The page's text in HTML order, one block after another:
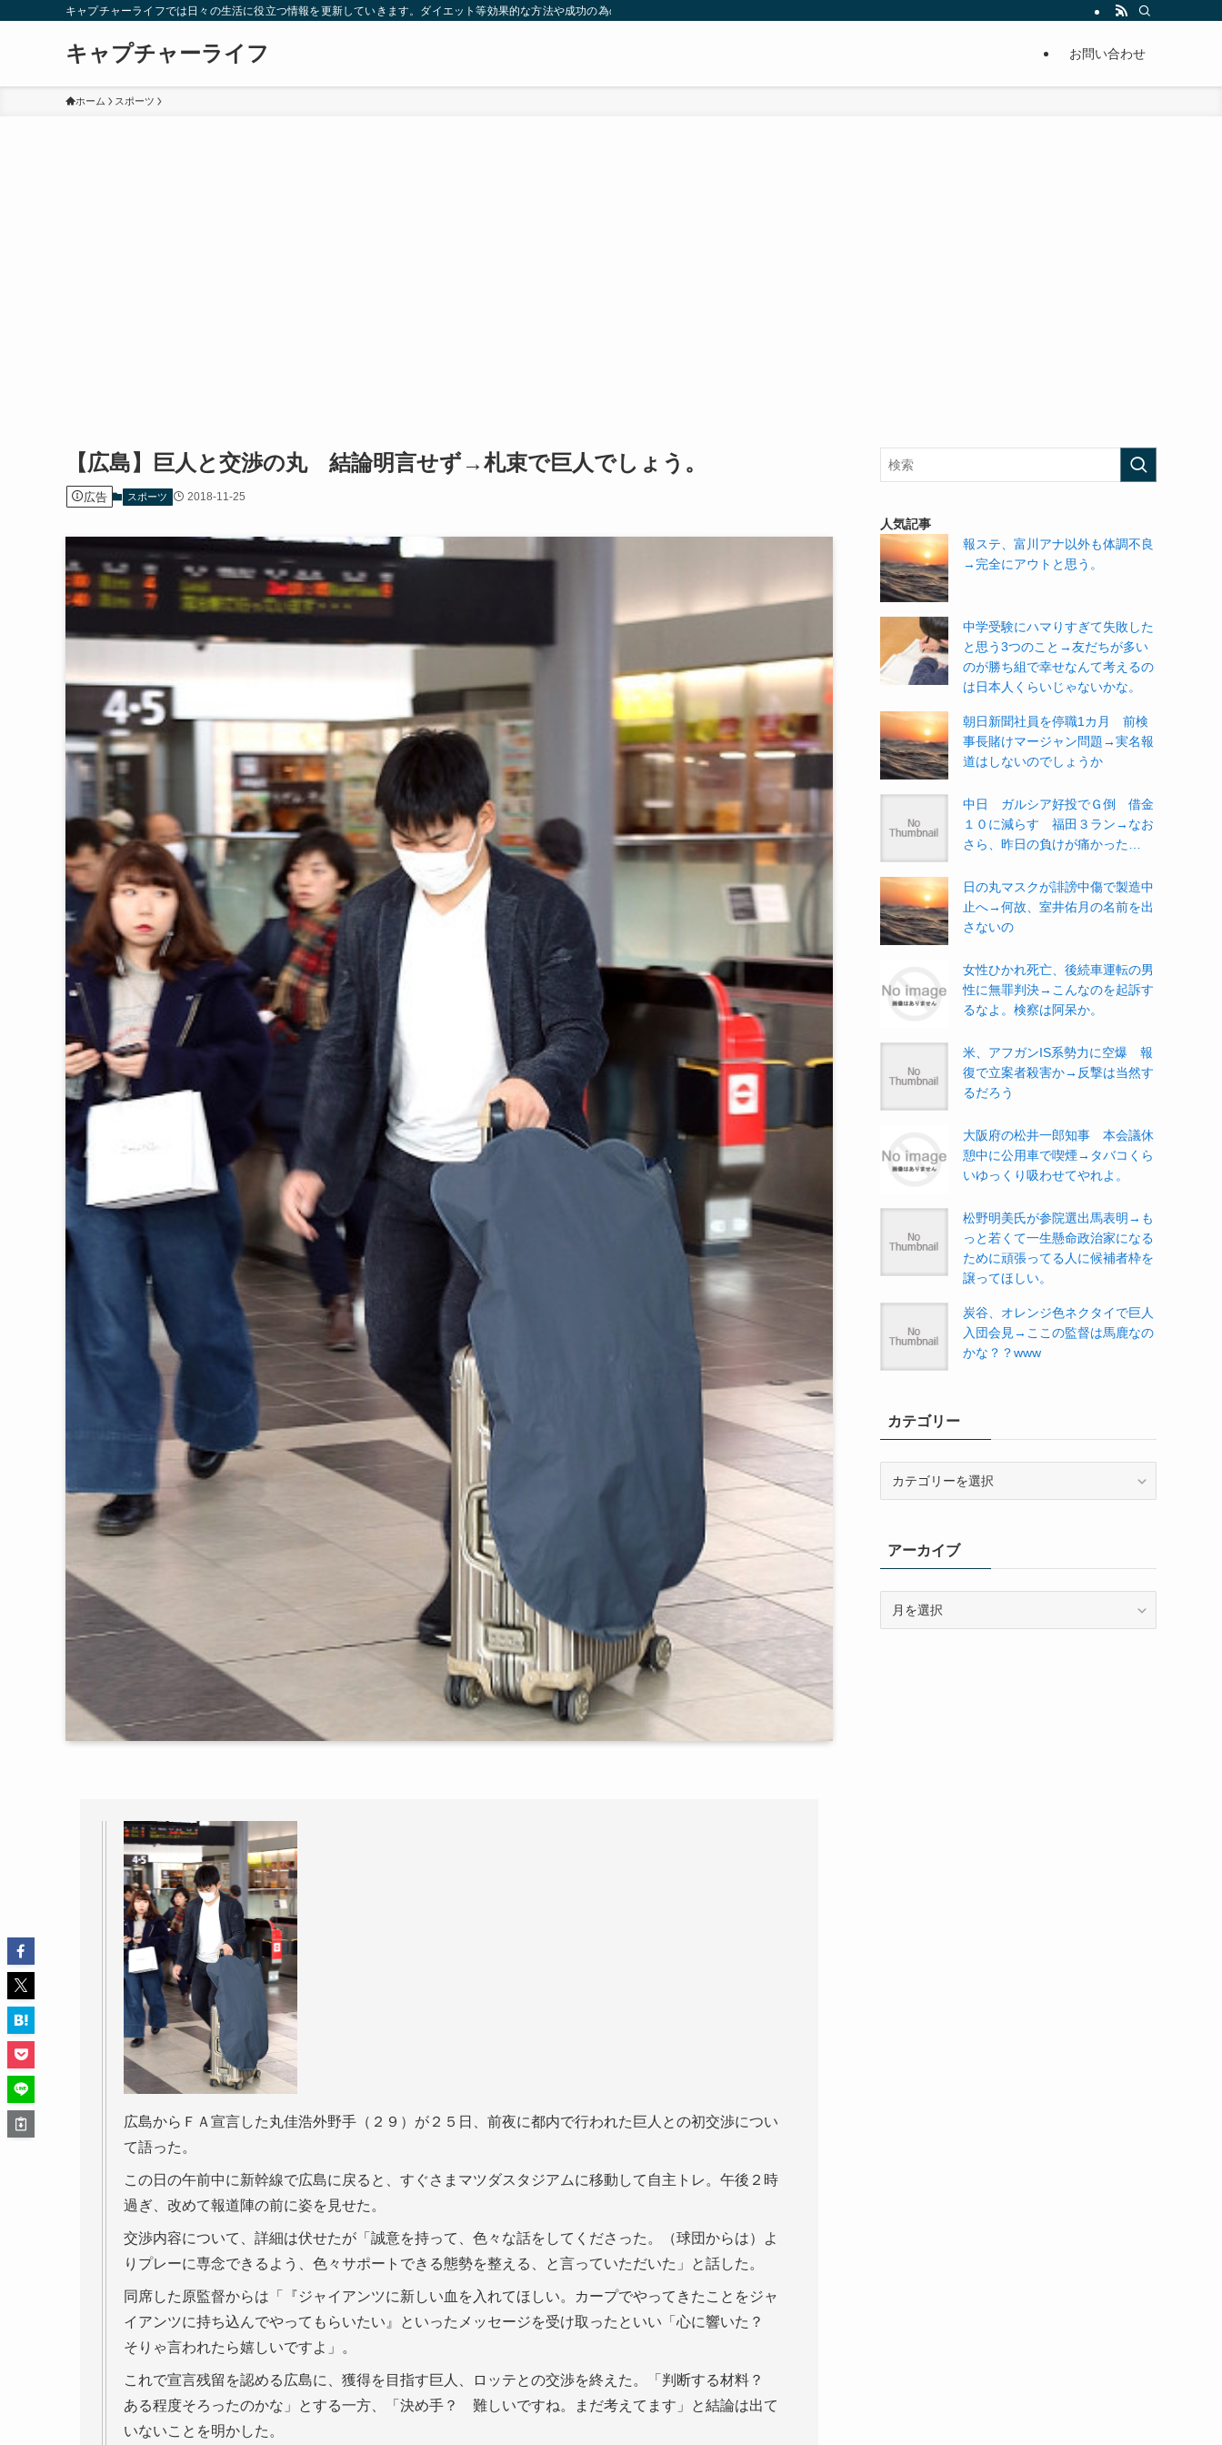
キャプチャーライフでは日々の生活に役立つ情報を更新していきます。ダイエット等効果的な方法や成功の為の秘訣等。太ったり悩んでいる方々が簡単に痩せることが出来るように分かりやすくまとめています。
キャプチャーライフ お問い合わせ
ホーム スポーツ
【広島】巨人と交渉の丸 結論明言せず→札束で巨人でしょう。
広告 スポーツ 2018-11-25
広島からＦＡ宣言した丸佳浩外野手（２９）が２５日、前夜に都内で行われた巨人との初交渉につい
て語った。
この日の午前中に新幹線で広島に戻ると、すぐさまマツダスタジアムに移動して自主トレ。午後２時
過ぎ、改めて報道陣の前に姿を見せた。
交渉内容について、詳細は伏せたが「誠意を持って、色々な話をしてくださった。（球団からは）よ
りプレーに専念できるよう、色々サポートできる態勢を整える、と言っていただいた」と話した。
同席した原監督からは「『ジャイアンツに新しい血を入れてほしい。カープでやってきたことをジャ
イアンツに持ち込んでやってもらいたい』といったメッセージを受け取ったといい「心に響いた？
そりゃ言われたら嬉しいですよ」。
これで宣言残留を認める広島に、獲得を目指す巨人、ロッテとの交渉を終えた。「判断する材料？
ある程度そろったのかな」とする一方、「決め手？ 難しいですね。まだ考えてます」と結論は出て
いないことを明かした。
人気記事
報ステ、富川アナ以外も体調不良
→完全にアウトと思う。
中学受験にハマりすぎて失敗した
と思う3つのこと→友だちが多い
のが勝ち組で幸せなんて考えるの
は日本人くらいじゃないかな。
朝日新聞社員を停職1カ月 前検
事長賭けマージャン問題→実名報
道はしないのでしょうか
中日 ガルシア好投でＧ倒 借金
１０に減らす 福田３ラン→なお
さら、昨日の負けが痛かった…
日の丸マスクが誹謗中傷で製造中
止へ→何故、室井佑月の名前を出
さないの
女性ひかれ死亡、後続車運転の男
性に無罪判決→こんなのを起訴す
るなよ。検察は阿呆か。
米、アフガンIS系勢力に空爆 報
復で立案者殺害か→反撃は当然す
るだろう
大阪府の松井一郎知事 本会議休
憩中に公用車で喫煙→タバコくら
いゆっくり吸わせてやれよ。
松野明美氏が参院選出馬表明→も
っと若くて一生懸命政治家になる
ために頑張ってる人に候補者枠を
譲ってほしい。
炭谷、オレンジ色ネクタイで巨人
入団会見→ここの監督は馬鹿なの
かな？？www
カテゴリー
ーアーカイブ